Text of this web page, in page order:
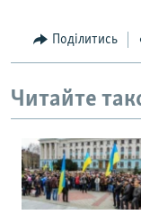
Поділитись
Читайте